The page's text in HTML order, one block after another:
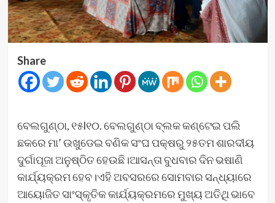
Share
ବେଲଗୁଣ୍ଠା, ୧୫l୧୦. ବେଲଗୁଣ୍ଠା ବ୍ଲକ କଣ୍ଟେଇ ପଲି
ଛକରେ ମା’ ଉଖୁଡେଇ ବଣିକ ସଂଘ ପକ୍ଷରୁ ୨୫ତମ ଶାରଦୀୟ
ଦୁର୍ଗାପୂଜା ଅନୁଷ୍ଠିତ ହେଉଛି।ଆସନ୍ତା ବୁଧବାର ଦିନ ଭଷାଣି
କାର୍ଯ୍ୟକ୍ରମ ହେବ।ଏହି ଅବସରରେ ସୋମବାର ସନ୍ଧ୍ୟାରେ
ଆୟୋଜିତ ସାଂସ୍କୃତିକ କାର୍ଯ୍ୟକ୍ରମରେ ମୁଖ୍ୟ ଅତିଥି ଭାବେ